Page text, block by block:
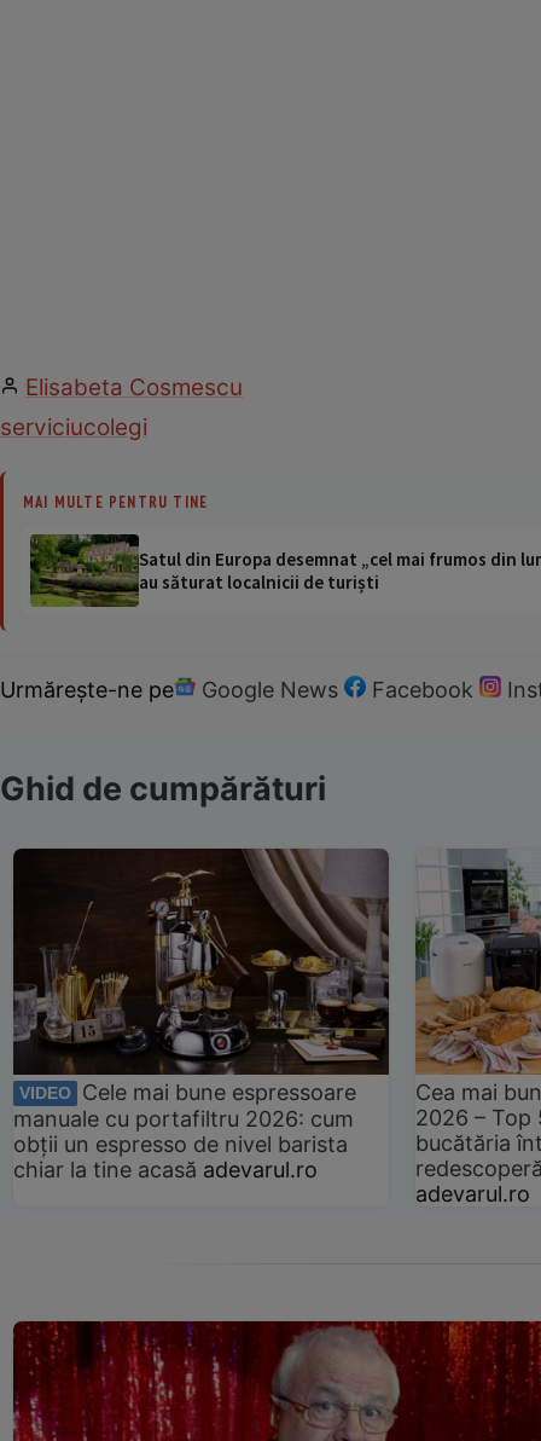
Elisabeta Cosmescu
serviciucolegi
MAI MULTE PENTRU TINE
Satul din Europa desemnat „cel mai frumos din
au săturat localnicii de turiști
Urmărește-ne pe Google News Facebook
Ghid de cumpărături
VIDEO
Cele mai bune espressoare
manuale cu portafiltru 2026: cum
obții un espresso de nivel barista
chiar la tine acasă adevarul.ro
Cea mai
2026 –
bucătăria
adevarul.ro